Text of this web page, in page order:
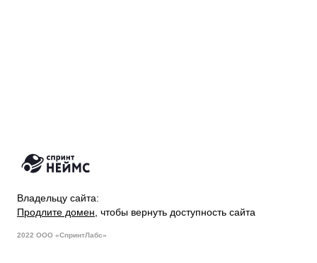
Владельцу сайта:
Продлите домен , чтобы вернуть доступность сайта
2022 ООО «СпринтЛабс»